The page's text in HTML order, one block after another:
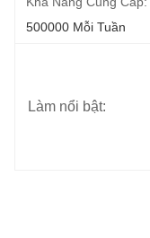
500000 Mỗi Tuần
Làm nổi bật: